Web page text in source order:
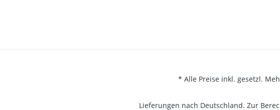
* Alle Preise inkl. gesetzl.
Lieferungen nach Deutschland. Zur